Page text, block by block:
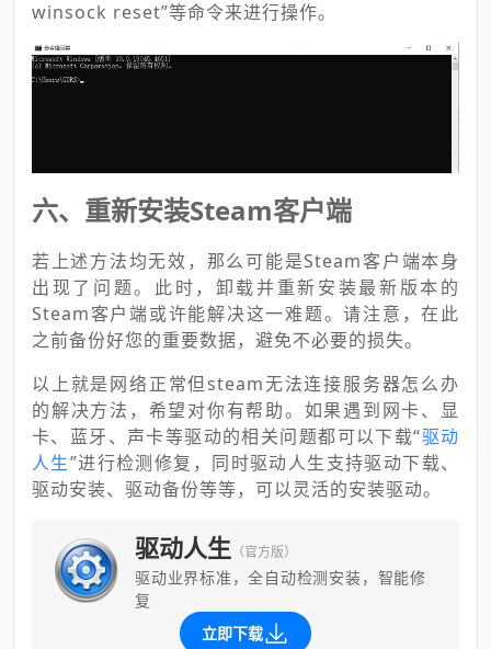
winsock reset”等命令来进行操作。
六、重新安装Steam客户端
若上述方法均无效，那么可能是Steam客户端本身
出现了问题。此时，卸载并重新安装最新版本的
Steam客户端或许能解决这一难题。请注意，在此
之前备份好您的重要数据，避免不必要的损失。
以上就是网络正常但steam无法连接服务器怎么办
的解决方法，希望对你有帮助。如果遇到网卡、显
卡、蓝牙、声卡等驱动的相关问题都可以下载“驱动
人生”进行检测修复，同时驱动人生支持驱动下载、
驱动安装、驱动备份等等，可以灵活的安装驱动。
驱动人生 （官方版）
驱动业界标准，全自动检测安装，智能修
复
立即下载